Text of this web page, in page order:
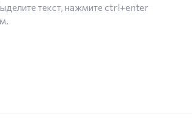
текст, нажмите ctrl+enter